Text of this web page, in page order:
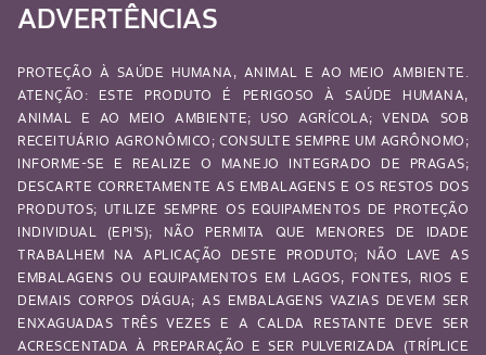
ADVERTÊNCIAS
PROTEÇÃO À SAÚDE HUMANA, ANIMAL E AO MEIO AMBIENTE.
ATENÇÃO: ESTE PRODUTO É PERIGOSO À SAÚDE HUMANA,
ANIMAL E AO MEIO AMBIENTE; USO AGRÍCOLA; VENDA SOB
RECEITUÁRIO AGRONÔMICO; CONSULTE SEMPRE UM AGRÔNOMO;
INFORME-SE E REALIZE O MANEJO INTEGRADO DE PRAGAS;
DESCARTE CORRETAMENTE AS EMBALAGENS E OS RESTOS DOS
PRODUTOS; UTILIZE SEMPRE OS EQUIPAMENTOS DE PROTEÇÃO
INDIVIDUAL (EPI’S); NÃO PERMITA QUE MENORES DE IDADE
TRABALHEM NA APLICAÇÃO DESTE PRODUTO; NÃO LAVE AS
EMBALAGENS OU EQUIPAMENTOS EM LAGOS, FONTES, RIOS E
DEMAIS CORPOS D’ÁGUA; AS EMBALAGENS VAZIAS DEVEM SER
ENXAGUADAS TRÊS VEZES E A CALDA RESTANTE DEVE SER
ACRESCENTADA À PREPARAÇÃO E SER PULVERIZADA (TRÍPLICE